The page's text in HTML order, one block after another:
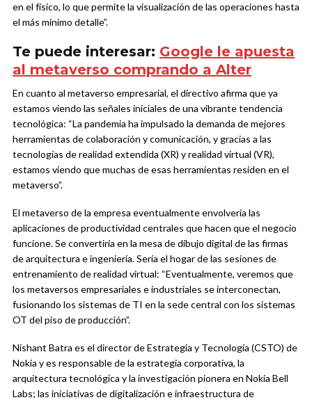
en el físico, lo que permite la visualización de las operaciones hasta
el más mínimo detalle”.
Te puede interesar: Google le apuesta
al metaverso comprando a Alter
En cuanto al metaverso empresarial, el directivo afirma que ya
estamos viendo las señales iniciales de una vibrante tendencia
tecnológica: “La pandemia ha impulsado la demanda de mejores
herramientas de colaboración y comunicación, y gracias a las
tecnologías de realidad extendida (XR) y realidad virtual (VR),
estamos viendo que muchas de esas herramientas residen en el
metaverso”.
El metaverso de la empresa eventualmente envolvería las
aplicaciones de productividad centrales que hacen que el negocio
funcione. Se convertiría en la mesa de dibujo digital de las firmas
de arquitectura e ingeniería. Sería el hogar de las sesiones de
entrenamiento de realidad virtual: “Eventualmente, veremos que
los metaversos empresariales e industriales se interconectan,
fusionando los sistemas de TI en la sede central con los sistemas
OT del piso de producción”.
Nishant Batra es el director de Estrategia y Tecnología (CSTO) de
Nokia y es responsable de la estrategia corporativa, la
arquitectura tecnológica y la investigación pionera en Nokia Bell
Labs; las iniciativas de digitalización e infraestructura de